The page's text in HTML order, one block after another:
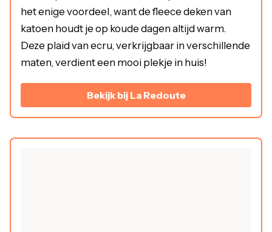
het enige voordeel, want de fleece deken van
katoen houdt je op koude dagen altijd warm.
Deze plaid van ecru, verkrijgbaar in verschillende
maten, verdient een mooi plekje in huis!
Bekijk bij La Redoute